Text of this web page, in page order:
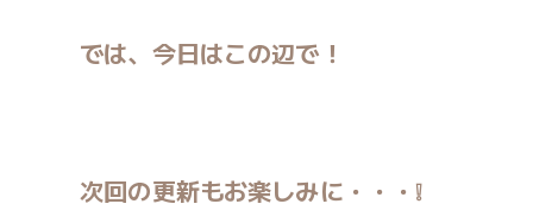
では、今日はこの辺で！
次回の更新もお楽しみに・・・❕